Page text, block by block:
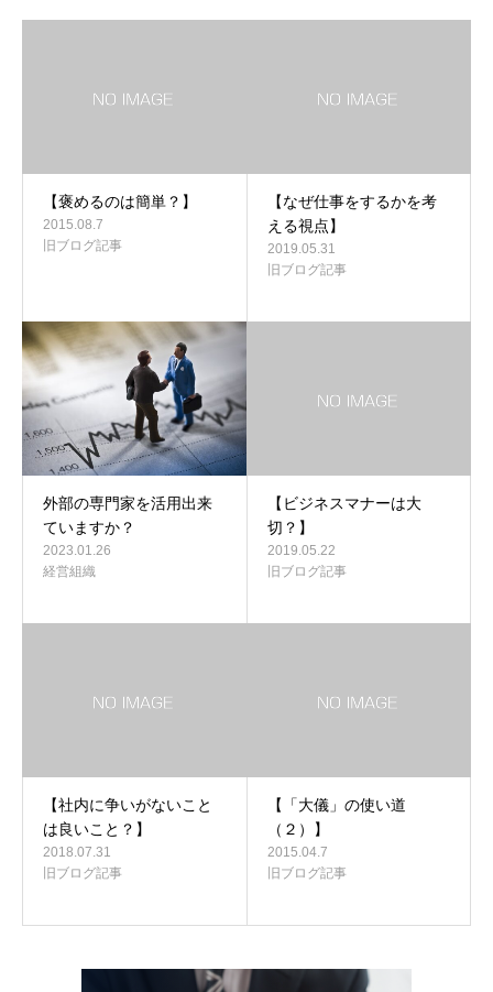
【褒めるのは簡単？】
2015.08.7
旧ブログ記事
【なぜ仕事をするかを考
える視点】
2019.05.31
旧ブログ記事
外部の専門家を活用出来
ていますか？
2023.01.26
経営組織
【ビジネスマナーは大
切？】
2019.05.22
旧ブログ記事
【社内に争いがないこと
は良いこと？】
2018.07.31
旧ブログ記事
【「大儀」の使い道
（２）】
2015.04.7
旧ブログ記事